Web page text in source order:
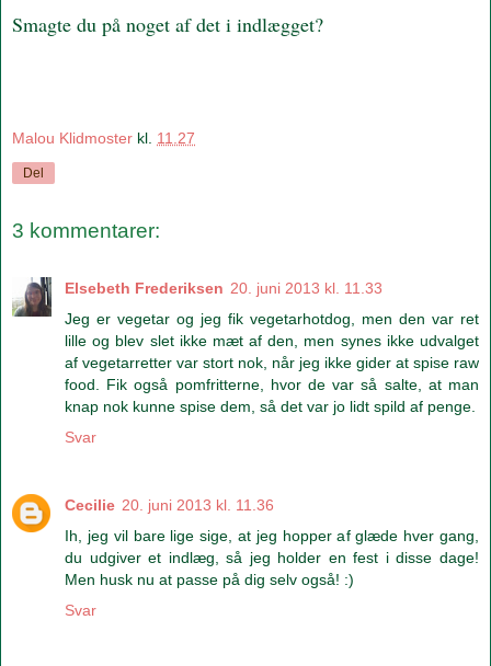
Smagte du på noget af det i indlægget?
Malou Klidmoster kl. 11.27
Del
3 kommentarer:
Elsebeth Frederiksen 20. juni 2013 kl. 11.33
Jeg er vegetar og jeg fik vegetarhotdog, men den var ret
lille og blev slet ikke mæt af den, men synes ikke udvalget
af vegetarretter var stort nok, når jeg ikke gider at spise raw
food. Fik også pomfritterne, hvor de var så salte, at man
knap nok kunne spise dem, så det var jo lidt spild af penge.
Svar
Cecilie 20. juni 2013 kl. 11.36
Ih, jeg vil bare lige sige, at jeg hopper af glæde hver gang,
du udgiver et indlæg, så jeg holder en fest i disse dage!
Men husk nu at passe på dig selv også! :)
Svar